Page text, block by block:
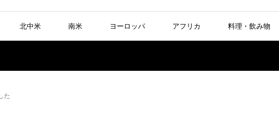
北中米 南米 ヨーロッパ アフリカ 料理・飲み物
た